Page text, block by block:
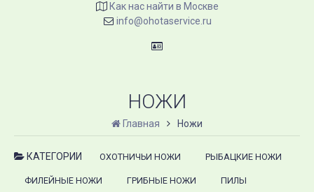
Как нас найти в Москве
info@ohotaservice.ru
НОЖИ
Главная Ножи
КАТЕГОРИИ ОХОТНИЧЬИ НОЖИ РЫБАЦКИЕ НОЖИ
ФИЛЕЙНЫЕ НОЖИ ГРИБНЫЕ НОЖИ ПИЛЫ